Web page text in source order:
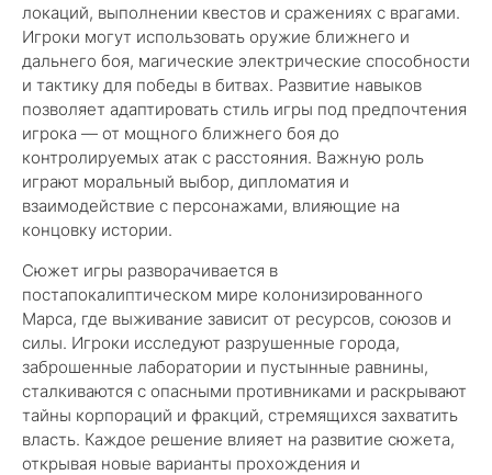
локаций, выполнении квестов и сражениях с врагами.
Игроки могут использовать оружие ближнего и
дальнего боя, магические электрические способности
и тактику для победы в битвах. Развитие навыков
позволяет адаптировать стиль игры под предпочтения
игрока — от мощного ближнего боя до
контролируемых атак с расстояния. Важную роль
играют моральный выбор, дипломатия и
взаимодействие с персонажами, влияющие на
концовку истории.
Сюжет игры разворачивается в
постапокалиптическом мире колонизированного
Марса, где выживание зависит от ресурсов, союзов и
силы. Игроки исследуют разрушенные города,
заброшенные лаборатории и пустынные равнины,
сталкиваются с опасными противниками и раскрывают
тайны корпораций и фракций, стремящихся захватить
власть. Каждое решение влияет на развитие сюжета,
открывая новые варианты прохождения и